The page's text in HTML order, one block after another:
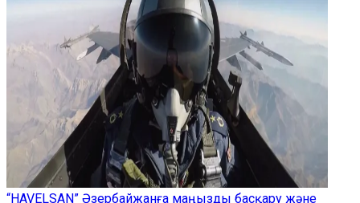
“HAVELSAN” Әзербайжанға маңызды басқару және